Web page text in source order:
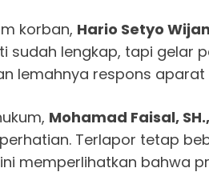
korban, Hario Setyo
sudah lengkap, tapi gelar
lemahnya respons aparat
Mohamad Faisal,
Terlapor tetap
memperlihatkan bahwa